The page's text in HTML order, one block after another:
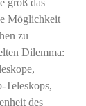
Möglichkeit
zu
Dilemma:
Teleskops,
des